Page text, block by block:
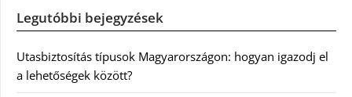
Legutóbbi bejegyzések
Utasbiztosítás típusok Magyarországon: hogyan igazodj el
a lehetőségek között?